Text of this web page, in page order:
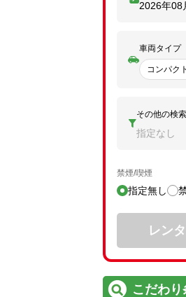
2026年08
車両タイプ
コンパク
その他の検
指定なし
禁煙/喫煙
指定無し
レン
こだわ